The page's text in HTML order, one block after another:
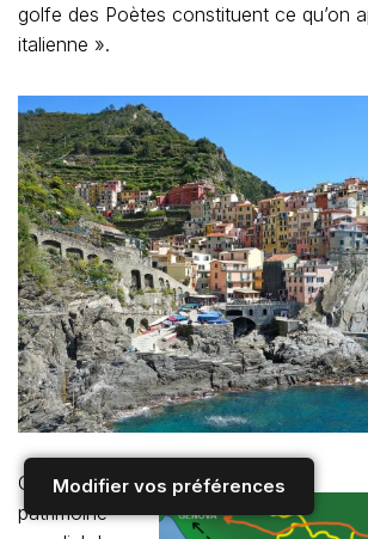
Modifier vos préférences
golfe des Poètes constituent ce qu’on
italienne ».
Classée au
patrimoine